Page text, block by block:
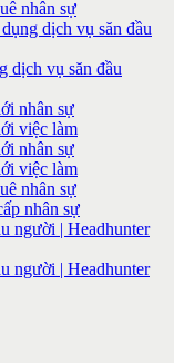
nhân sự
dịch vụ săn đầu
dịch vụ săn đầu
nhân sự
việc làm
nhân sự
việc làm
nhân sự
nhân sự
người | Headhunter
người | Headhunter